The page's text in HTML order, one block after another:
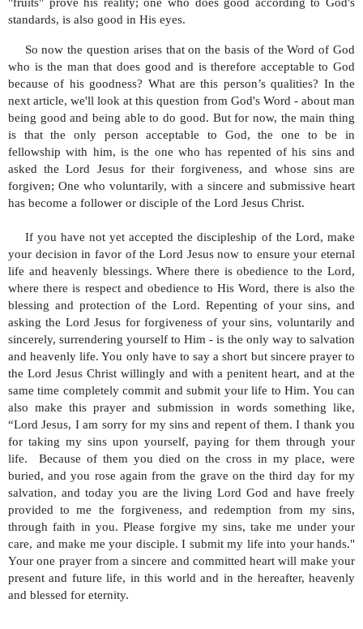
"fruits" prove his reality; one who does good according to God's
standards, is also good in His eyes.
So now the question arises that on the basis of the Word of God
who is the man that does good and is therefore acceptable to God
because of his goodness? What are this person’s qualities? In the
next article, we'll look at this question from God's Word - about man
being good and being able to do good. But for now, the main thing
is that the only person acceptable to God, the one to be in
fellowship with him, is the one who has repented of his sins and
asked the Lord Jesus for their forgiveness, and whose sins are
forgiven; One who voluntarily, with a sincere and submissive heart
has become a follower or disciple of the Lord Jesus Christ.
If you have not yet accepted the discipleship of the Lord, make
your decision in favor of the Lord Jesus now to ensure your eternal
life and heavenly blessings. Where there is obedience to the Lord,
where there is respect and obedience to His Word, there is also the
blessing and protection of the Lord. Repenting of your sins, and
asking the Lord Jesus for forgiveness of your sins, voluntarily and
sincerely, surrendering yourself to Him - is the only way to salvation
and heavenly life. You only have to say a short but sincere prayer to
the Lord Jesus Christ willingly and with a penitent heart, and at the
same time completely commit and submit your life to Him. You can
also make this prayer and submission in words something like,
“Lord Jesus, I am sorry for my sins and repent of them. I thank you
for taking my sins upon yourself, paying for them through your
life. Because of them you died on the cross in my place, were
buried, and you rose again from the grave on the third day for my
salvation, and today you are the living Lord God and have freely
provided to me the forgiveness, and redemption from my sins,
through faith in you. Please forgive my sins, take me under your
care, and make me your disciple. I submit my life into your hands."
Your one prayer from a sincere and committed heart will make your
present and future life, in this world and in the hereafter, heavenly
and blessed for eternity.